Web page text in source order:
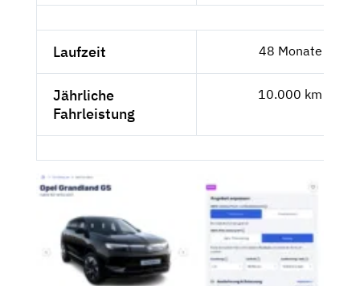
Laufzeit 48 Monate
Jährliche
Fahrleistung
10.000 km